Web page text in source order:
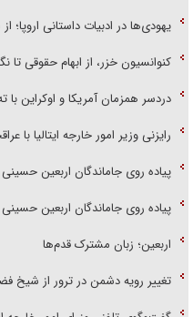
یهودی‌ها در ادبیات داستانی اروپا؛
کنوانسیون خزر، از ابهام حقوقی تا
دردسر همزمان آمریکا و اوکراین
رایزنی وزیر امور خارجه ایتالیا با
پیاده روی جاماندگان اربعین حسینی
پیاده روی جاماندگان اربعین حسینی
اربعین؛ زبان مشترک قدم‌ها
تغییر رویه دشمن در ترور از شیخ